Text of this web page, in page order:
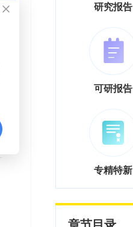
研究报告
可研报告
专精特新